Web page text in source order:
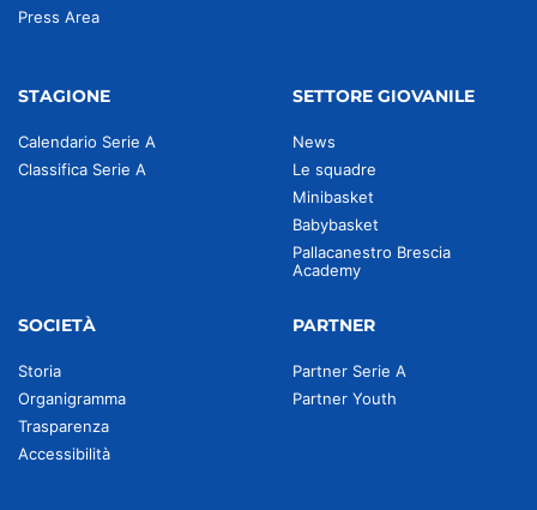
Press Area
STAGIONE
Calendario Serie A
Classifica Serie A
SETTORE GIOVANILE
News
Le squadre
Minibasket
Babybasket
Pallacanestro Brescia
Academy
SOCIETÀ
Storia
Organigramma
Trasparenza
Accessibilità
PARTNER
Partner Serie A
Partner Youth